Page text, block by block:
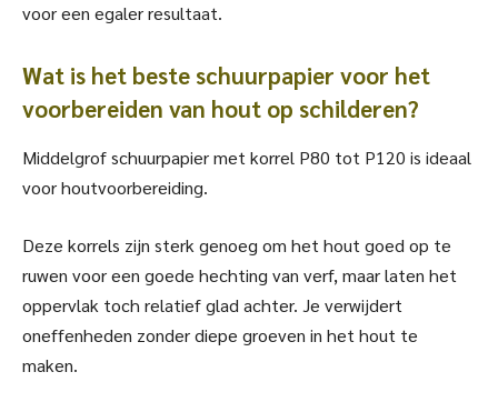
voor een egaler resultaat.
Wat is het beste schuurpapier voor het
voorbereiden van hout op schilderen?
Middelgrof schuurpapier met korrel P80 tot P120 is ideaal
voor houtvoorbereiding.
Deze korrels zijn sterk genoeg om het hout goed op te
ruwen voor een goede hechting van verf, maar laten het
oppervlak toch relatief glad achter. Je verwijdert
oneffenheden zonder diepe groeven in het hout te
maken.